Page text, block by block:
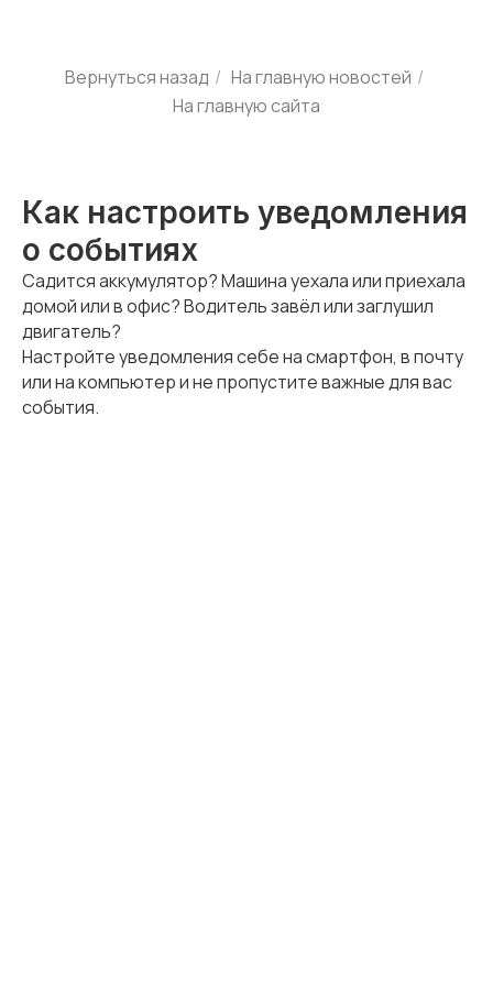
Вернуться назад / На главную новостей /
На главную сайта
Как настроить уведомления
о событиях
Садится аккумулятор? Машина уехала или приехала
домой или в офис? Водитель завёл или заглушил
двигатель?
Настройте уведомления себе на смартфон, в почту
или на компьютер и не пропустите важные для вас
события.